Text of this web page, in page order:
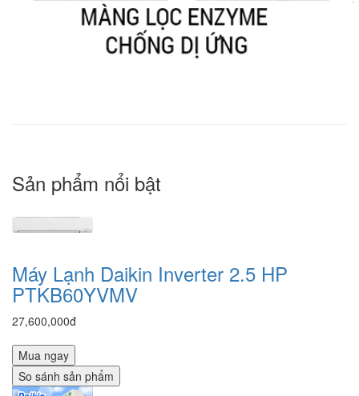
Sản phẩm nổi bật
Máy Lạnh Daikin Inverter 2.5 HP
PTKB60YVMV
27,600,000đ
Mua ngay
So sánh sản phẩm